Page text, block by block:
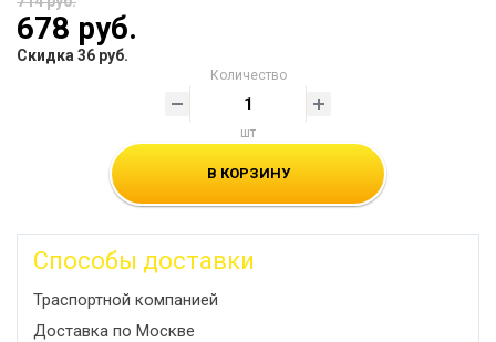
678 руб.
Скидка 36 руб.
Количество
шт
В КОРЗИНУ
Способы доставки
Траспортной компанией
Доставка по Москве